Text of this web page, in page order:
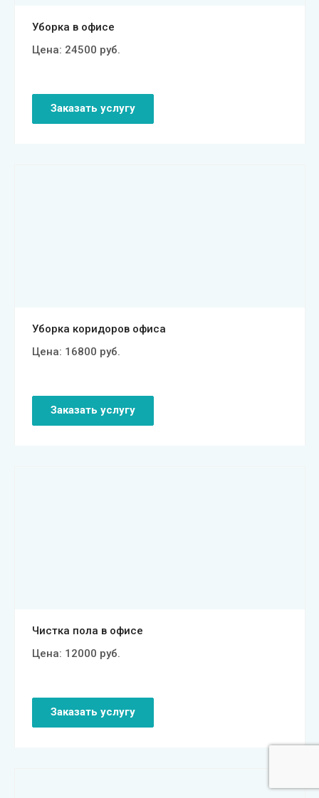
Уборка в офисе
Цена: 24500 руб.
Заказать услугу
Уборка коридоров офиса
Цена: 16800 руб.
Заказать услугу
Чистка пола в офисе
Цена: 12000 руб.
Заказать услугу